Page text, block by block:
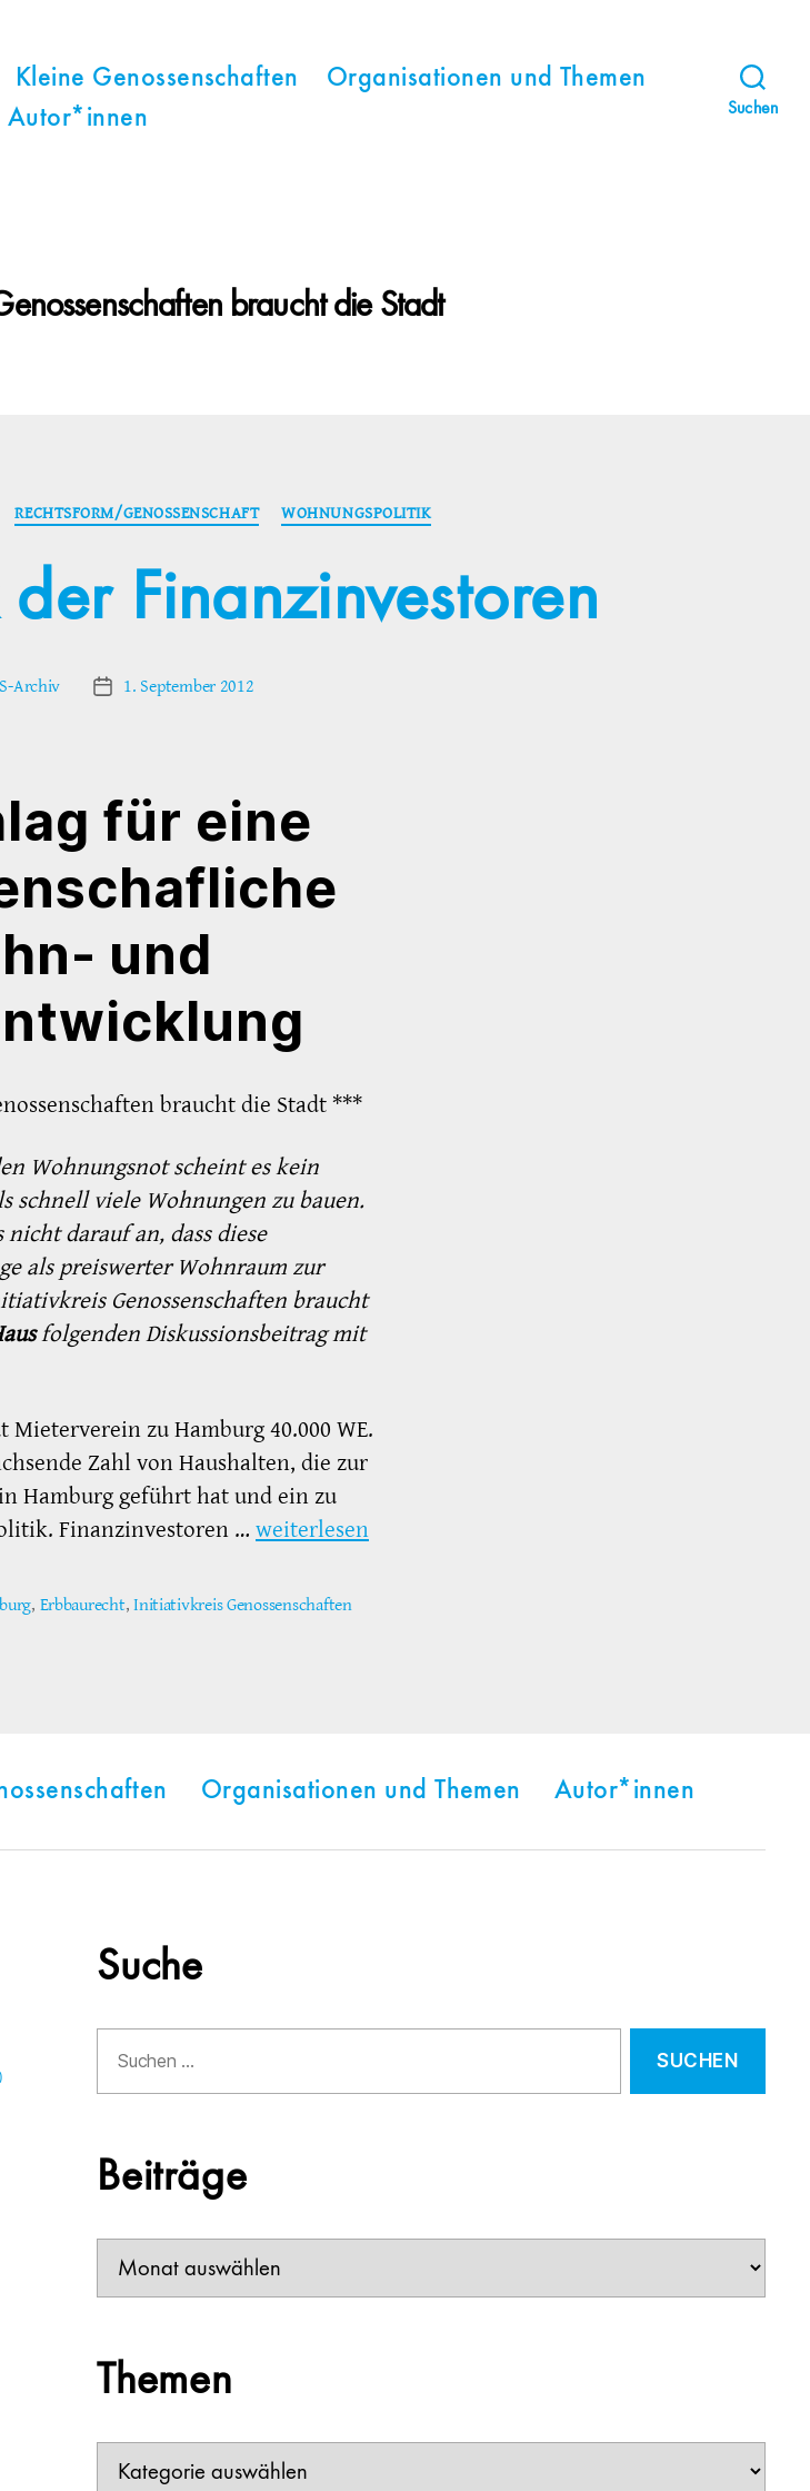
Kleine Genossenschaften
Organisationen und Themen
Autor*innen
Suchen
braucht die Stadt
Kategorien
RECHTSFORM/GENOSSENSCHAFT WOHNUNGSPOLITIK
Finanzinvestoren
Archiv Veröffentlichungsdatum
1. September 2012
für eine
und
braucht die Stadt ***
Wohnungsnot scheint es kein
schnell viele Wohnungen zu bauen.
darauf an, dass diese
als preiswerter Wohnraum zur
Genossenschaften braucht
folgenden Diskussionsbeitrag mit
zu Hamburg 40.000 WE.
Zahl von Haushalten, die zur
Hamburg geführt hat und ein zu
Finanzinvestoren … weiterlesen
, Erbbaurecht,Initiativkreis Genossenschaften
Organisationen und Themen Autor*innen
Suche
nach:
Beiträge
Themen